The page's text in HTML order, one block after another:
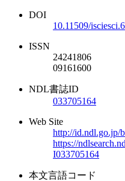
DOI
10.11509/
ISSN
24241806
09161600
NDL書誌ID
033705164
Web Site
http://id.ndl.go.jp/
https://
I033705164
本文言語コード